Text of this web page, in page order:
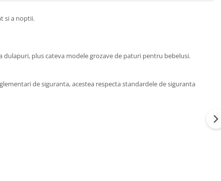
si a noptii.
plus cateva modele grozave de paturi pentru bebelusi.
de siguranta, acestea respecta standardele de siguranta